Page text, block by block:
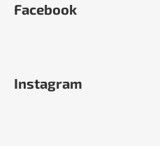
Facebook
Instagram